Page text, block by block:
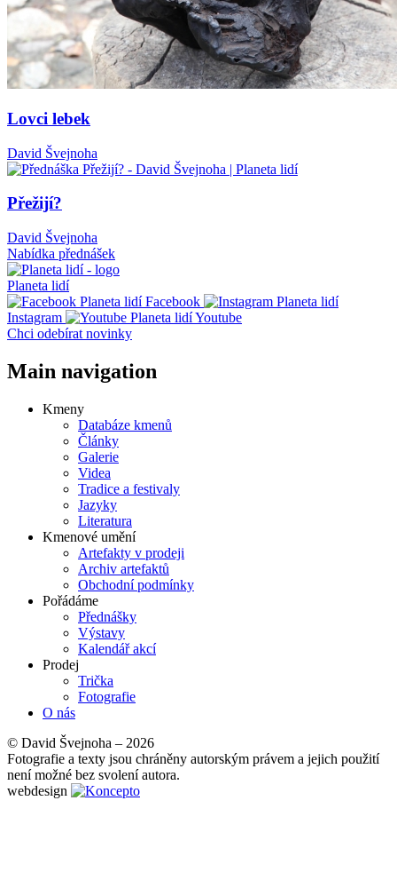
Lovci lebek
David Švejnoha
Přežijí?
David Švejnoha
Nabídka přednášek
Planeta lidí
Facebook
Instagram
Youtube
Chci odebírat novinky
Main navigation
Kmeny
Databáze kmenů
Články
Galerie
Videa
Tradice a festivaly
Jazyky
Literatura
Kmenové umění
Artefakty v prodeji
Archiv artefaktů
Obchodní podmínky
Pořádáme
Přednášky
Výstavy
Kalendář akcí
Prodej
Trička
Fotografie
O nás
© David Švejnoha – 2026
Fotografie a texty jsou chráněny autorským právem a jejich použití
není možné bez svolení autora.
webdesign